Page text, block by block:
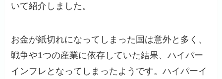
いて紹介しました。
お金が紙切れになってしまった国は意外と多く、
戦争や1つの産業に依存していた結果、ハイパー
インフレとなってしまったようです。ハイパーイ